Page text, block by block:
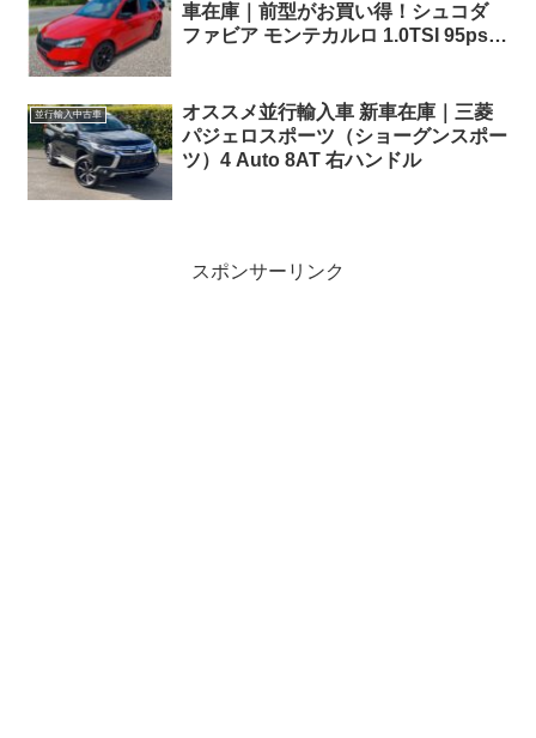
車在庫｜前型がお買い得！シュコダ
ファビア モンテカルロ 1.0TSI 95ps
並行輸入中古車
オススメ並行輸入車 新車在庫｜三菱
パジェロスポーツ（ショーグンスポー
ツ）4 Auto 8AT 右ハンドル
スポンサーリンク